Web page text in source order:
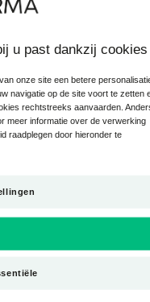
gebarsten,
en uitdrogende
vanaf 24 uur**
natuurlijke
het Rhealba®
Het bevat ook
dat de
Balm kan overal mee
glijdt over de lippen,
u past dankzij cookies
onze site een betere
navigatie op de site voort te zetten
rechtstreeks aanvaarden.
meer informatie over de verwerking
raadplegen door hieronder te